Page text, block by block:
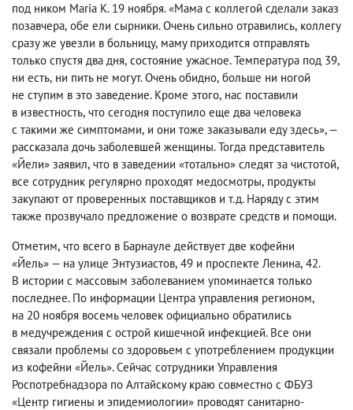
под ником Maria К. 19 ноября. «Мама с коллегой сделали заказ
позавчера, обе ели сырники. Очень сильно отравились, коллегу
сразу же увезли в больницу, маму приходится отправлять
только спустя два дня, состояние ужасное. Температура под 39,
ни есть, ни пить не могут. Очень обидно, больше ни ногой
не ступим в это заведение. Кроме этого, нас поставили
в известность, что сегодня поступило еще два человека
с такими же симптомами, и они тоже заказывали еду здесь», —
рассказала дочь заболевшей женщины. Тогда представитель
«Йели» заявил, что в заведении «тотально» следят за чистотой,
все сотрудник регулярно проходят медосмотры, продукты
закупают от проверенных поставщиков и т.д. Наряду с этим
также прозвучало предложение о возврате средств и помощи.
Отметим, что всего в Барнауле действует две кофейни
«Йель» — на улице Энтузиастов, 49 и проспекте Ленина, 42.
В истории с массовым заболеванием упоминается только
последнее. По информации Центра управления регионом,
на 20 ноября восемь человек официально обратились
в медучреждения с острой кишечной инфекцией. Все они
связали проблемы со здоровьем с употреблением продукции
из кофейни «Йель».Сейчас сотрудники Управления
Роспотребнадзора по Алтайскому краю совместно с ФБУЗ
«Центр гигиены и эпидемиологии» проводят санитарно-